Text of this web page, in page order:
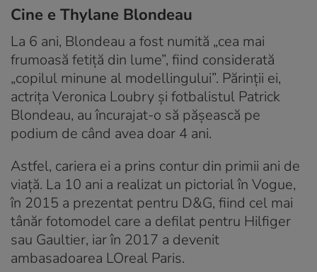
Cine e Thylane Blondeau
La 6 ani, Blondeau a fost numită „cea mai
frumoasă fetiță din lume”, fiind considerată
„copilul minune al modellingului”. Părinții ei,
actrița Veronica Loubry și fotbalistul Patrick
Blondeau, au încurajat-o să pășească pe
podium de când avea doar 4 ani.
Astfel, cariera ei a prins contur din primii ani de
viață. La 10 ani a realizat un pictorial în Vogue,
în 2015 a prezentat pentru D&G, fiind cel mai
tânăr fotomodel care a defilat pentru Hilfiger
sau Gaultier, iar în 2017 a devenit
ambasadoarea LOreal Paris.